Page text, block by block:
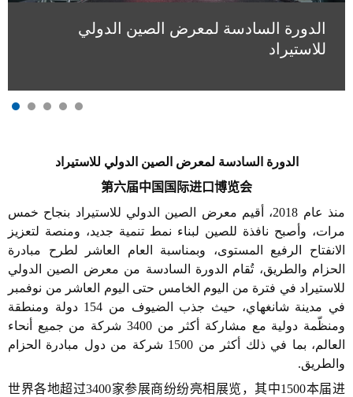
الدورة السادسة لمعرض الصين الدولي
للاستيراد
الدورة السادسة لمعرض الصين الدولي للاستيراد
第六届中国国际进口博览会
منذ عام 2018،
أقيم معرض الصين الدولي للاستيراد بنجاح خمس
مرات، وأصبح نافذة للصين لبناء نمط تنمية جديد، ومنصة لتعزيز
الانفتاح الرفيع المستوى، وبمناسبة العام العاشر لطرح مبادرة
الحزام والطريق، تُقام الدورة السادسة من معرض الصين الدولي
للاستيراد في فترة من اليوم الخامس حتى اليوم العاشر من نوفمبر
في مدينة شانغهاي، حيث جذب الضيوف من 154 دولة ومنطقة
ومنظّمة دولية مع مشاركة أكثر من 3400 شركة من جميع أنحاء
العالم، بما في ذلك أكثر من 1500 شركة من دول مبادرة الحزام
والطريق.
世界各地超过3400家参展商纷纷亮相展览，其中1500本届进